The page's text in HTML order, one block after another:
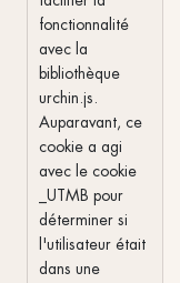
fonctionnalité
avec la
bibliothèque
urchin.js.
Auparavant, ce
cookie a agi
avec le cookie
_UTMB pour
déterminer si
l'utilisateur était
dans une